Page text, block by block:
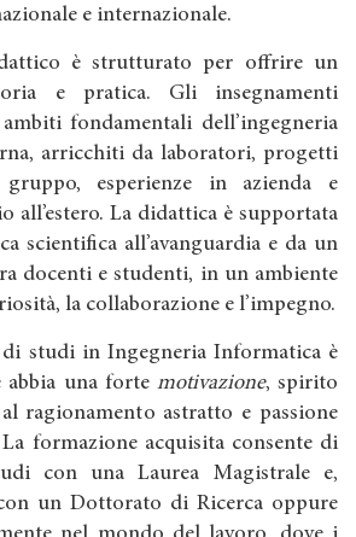
e internazionale.
è strutturato per offrire un
e pratica. Gli insegnamenti
fondamentali dell’ingegneria
arricchiti da laboratori, progetti
esperienze in azienda e
all’estero. La didattica è supportata
scientifica all’avanguardia e da un
docenti e studenti, in un ambiente
la collaborazione e l’impegno.
di studi in Ingegneria Informatica è
abbia una forte motivazione, spirito
ragionamento astratto e passione
formazione acquisita consente di
con una Laurea Magistrale e,
con un Dottorato di Ricerca oppure